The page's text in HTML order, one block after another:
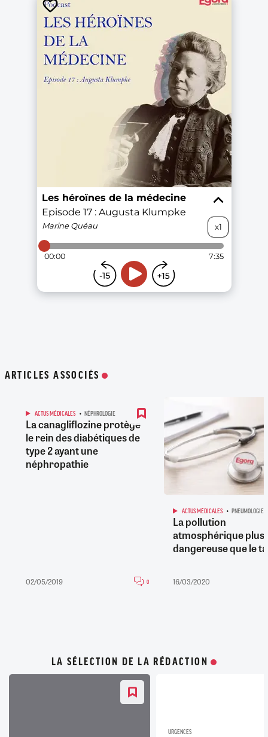
ARTICLES ASSOCIÉS
ACTUS MÉDICALES NÉPHROLOGIE
La canagliflozine protège
le rein des diabétiques de
type 2 ayant une
néphropathie
02/05/2019 0
ACTUS MÉDICALES PNEUMOLOGIE
La pollution
atmosphérique plus
dangereuse que le
16/03/2020
LA SÉLECTION DE LA RÉDACTION
URGENCES